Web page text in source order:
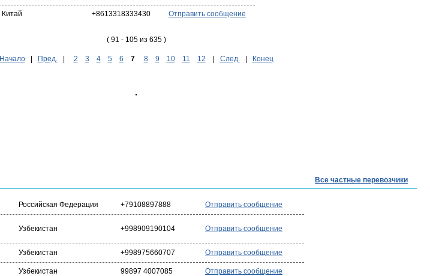
Китай +8613318333430 Отправить сообщение
( 91 - 105 из 635 )
Начало| Пред.| 2 3 4 5 6 7 8 9 10 11 12 След.| Конец
Все частные перевозчики
Российская Федерация +79108897888 Отправить сообщение
Узбекистан +998909190104 Отправить сообщение
Узбекистан +998975660707 Отправить сообщение
Узбекистан 99897 4007085 Отправить сообщение